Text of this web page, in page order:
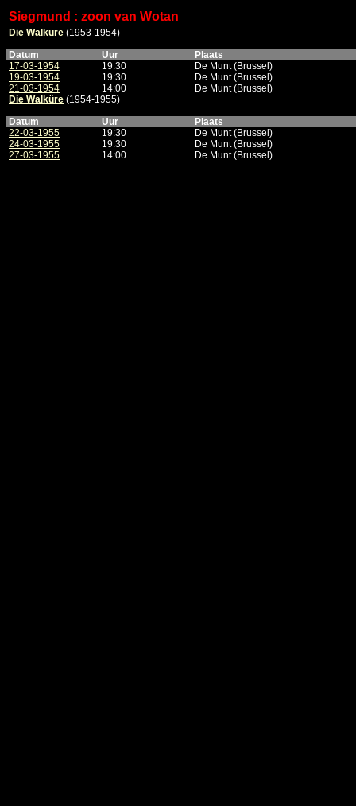
Siegmund : zoon van Wotan
Die Walküre (1953-1954)
Datum
Uur
Plaats
17-03-1954
19:30
De Munt (Brussel)
19-03-1954
19:30
De Munt (Brussel)
21-03-1954
14:00
De Munt (Brussel)
Die Walküre (1954-1955)
Datum
Uur
Plaats
22-03-1955
19:30
De Munt (Brussel)
24-03-1955
19:30
De Munt (Brussel)
27-03-1955
14:00 De Munt (Brussel)